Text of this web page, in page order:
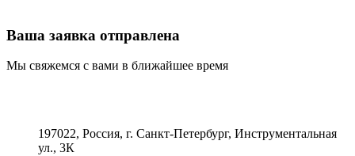
Ваша заявка отправлена
Мы свяжемся с вами в ближайшее время
197022, Россия, г. Санкт-Петербург, Инструментальная
ул., 3К